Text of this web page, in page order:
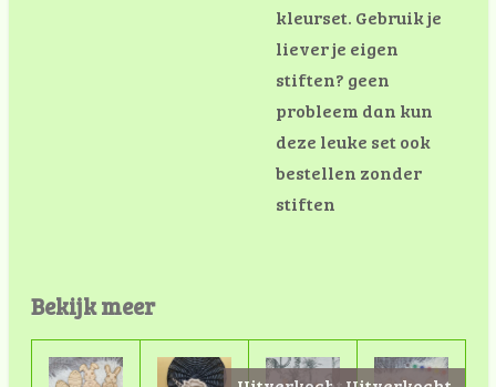
kleurset. Gebruik je
liever je eigen
stiften? geen
probleem dan kun
deze leuke set ook
bestellen zonder
stiften
Bekijk meer